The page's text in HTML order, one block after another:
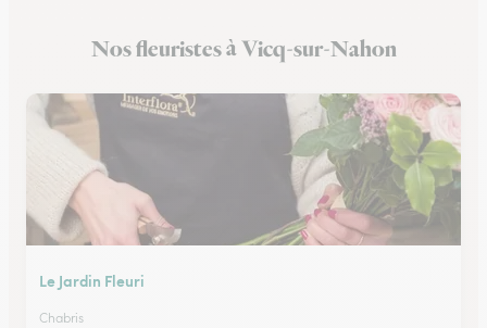
Nos fleuristes à Vicq-sur-Nahon
Le Jardin Fleuri
Chabris